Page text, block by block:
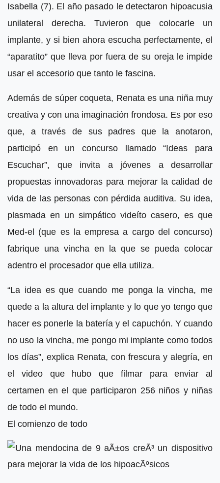
Isabella (7). El año pasado le detectaron hipoacusia
unilateral derecha. Tuvieron que colocarle un
implante, y si bien ahora escucha perfectamente, el
“aparatito” que lleva por fuera de su oreja le impide
usar el accesorio que tanto le fascina.
Además de súper coqueta, Renata es una niña muy
creativa y con una imaginación frondosa. Es por eso
que, a través de sus padres que la anotaron,
participó en un concurso llamado “Ideas para
Escuchar”, que invita a jóvenes a desarrollar
propuestas innovadoras para mejorar la calidad de
vida de las personas con pérdida auditiva. Su idea,
plasmada en un simpático videíto casero, es que
Med-el (que es la empresa a cargo del concurso)
fabrique una vincha en la que se pueda colocar
adentro el procesador que ella utiliza.
“La idea es que cuando me ponga la vincha, me
quede a la altura del implante y lo que yo tengo que
hacer es ponerle la batería y el capuchón. Y cuando
no uso la vincha, me pongo mi implante como todos
los días”, explica Renata, con frescura y alegría, en
el video que hubo que filmar para enviar al
certamen en el que participaron 256 niños y niñas
de todo el mundo.
El comienzo de todo